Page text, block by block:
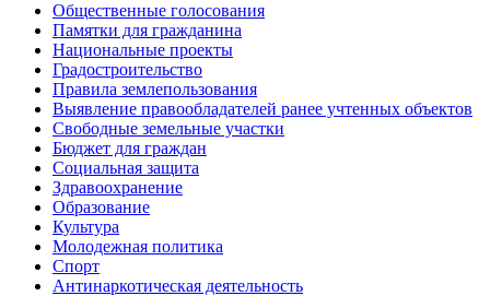
Общественные голосования
Памятки для гражданина
Национальные проекты
Градостроительство
Правила землепользования
Выявление правообладателей ранее учтенных объектов
Свободные земельные участки
Бюджет для граждан
Социальная защита
Здравоохранение
Образование
Культура
Молодежная политика
Спорт
Антинаркотическая деятельность